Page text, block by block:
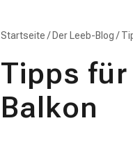
Startseite / Der Leeb-Blog /
Tipps
Balkon